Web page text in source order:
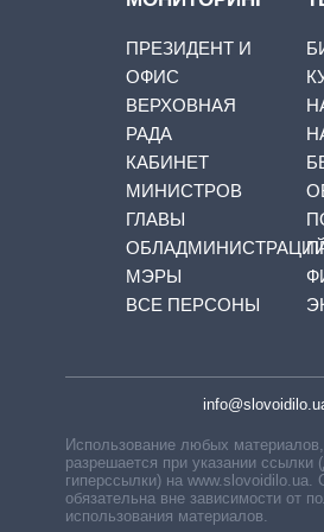
ПРЕЗИДЕНТ И
ОФИС
ВЕРХОВНАЯ
РАДА
КАБИНЕТ
МИНИСТРОВ
ГЛАВЫ
МЭРЫ
ВСЕ ПЕРСОНЫ
Использование любых
разрешается при указании ссылки
гиперссылки) на www.slovoidilo.ua.
обязательна вне зависимости от
использования материалов.